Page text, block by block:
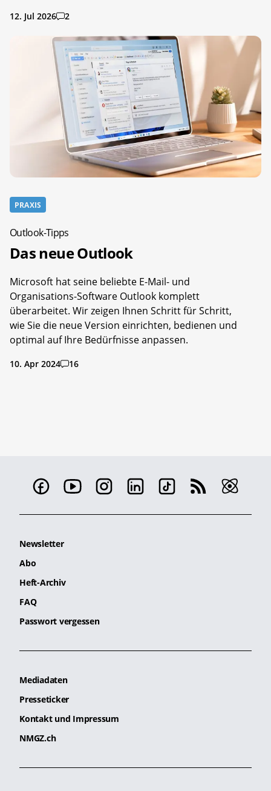
12. Jul 2026 2
PRAXIS
Outlook-Tipps
Das neue Outlook
Microsoft hat seine beliebte E-Mail- und
Organisations-Software Outlook komplett
überarbeitet. Wir zeigen Ihnen Schritt für Schritt,
wie Sie die neue Version einrichten, bedienen und
optimal auf Ihre Bedürfnisse anpassen.
10. Apr 2024 16
Newsletter
Abo
Heft-Archiv
FAQ
Passwort vergessen
Mediadaten
Presseticker
Kontakt und Impressum
NMGZ.ch